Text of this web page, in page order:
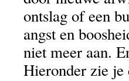
ontslag of een
angst en
niet meer aan.
Hieronder zie